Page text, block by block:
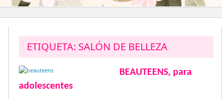
ETIQUETA: SALÓN DE BELLEZA
BEAUTEENS, para
adolescentes